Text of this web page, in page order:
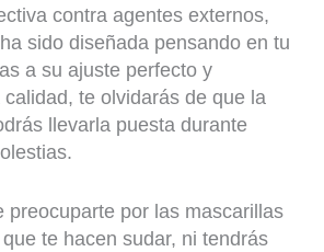
contra agentes externos,
sido diseñada pensando en tu
a su ajuste perfecto y
te olvidarás de que la
llevarla puesta durante
preocuparte por las mascarillas
te hacen sudar, ni tendrás